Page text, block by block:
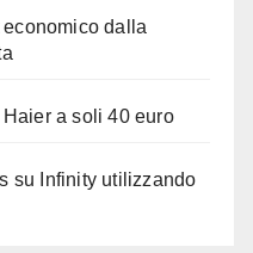
dalla
Haier a soli 40 euro
su Infinity utilizzando